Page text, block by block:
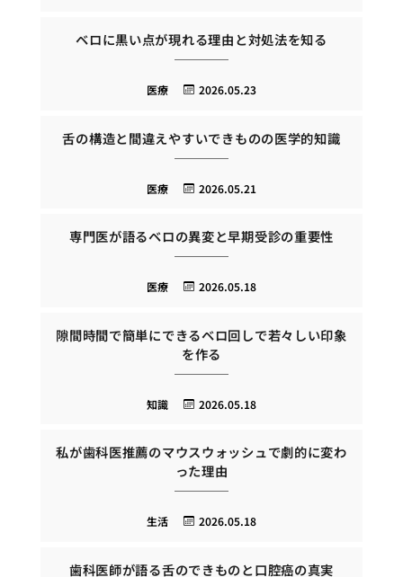
ベロに黒い点が現れる理由と対処法を知る
2026.05.23
医療
舌の構造と間違えやすいできものの医学的知識
2026.05.21
医療
専門医が語るベロの異変と早期受診の重要性
2026.05.18
医療
隙間時間で簡単にできるベロ回しで若々しい印象
を作る
2026.05.18
知識
私が歯科医推薦のマウスウォッシュで劇的に変わ
った理由
2026.05.18
生活
歯科医師が語る舌のできものと口腔癌の真実